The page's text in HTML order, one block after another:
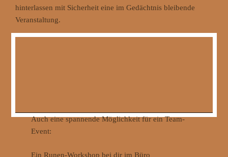
hinterlassen mit Sicherheit eine im Gedächtnis bleibende
Veranstaltung.
Auch eine spannende Möglichkeit für ein Team-
Event:
Ein Runen-Workshop bei dir im Büro